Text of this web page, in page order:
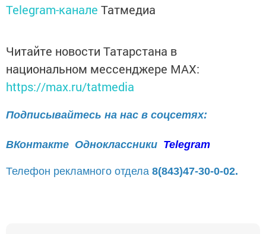
Telegram-канале Татмедиа
Читайте новости Татарстана в
национальном мессенджере MАХ:
https://max.ru/tatmedia
Подписывайтесь на нас в соцсетях:
ВКонтакте Одноклассники Telegram
Телефон рекламного отдела 8(843)47-30-0-02.